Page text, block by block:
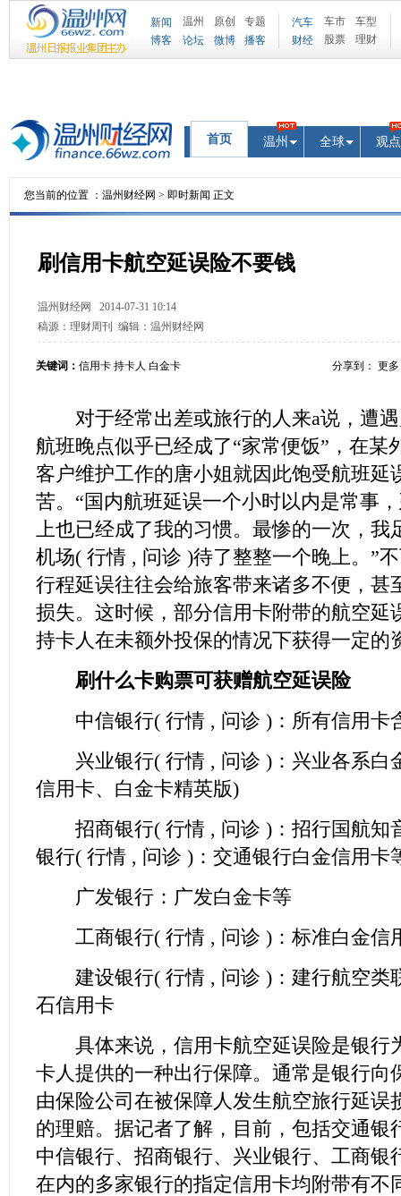
新闻 温州 原创
专题
博客
论坛 微博 播客
汽车 车市
车型
财经
股票 理财
首页 温州 全球 观点
您当前的位置 ： 温州财经网 > 即时新闻 正文
刷信用卡航空延误险不要钱
温州财经网
2014-07-31 10:14
稿源： 理财周刊 编辑： 温州财经网
关键词： 信用卡 持卡人 白金卡 分享到： 更多
对于经常出差或旅行的人来a说，遭遇
航班晚点似乎已经成了“家常便饭”，在某
客户维护工作的唐小姐就因此饱受航班延
苦。“国内航班延误一个小时以内是常事
上也已经成了我的习惯。最惨的一次，我
机场( 行情 , 问诊 )待了整整一个晚上。”
行程延误往往会给旅客带来诸多不便，甚
损失。这时候，部分信用卡附带的航空延
持卡人在未额外投保的情况下获得一定的
刷什么卡购票可获赠航空延误险
中信银行( 行情 , 问诊 )：所有信用卡
兴业银行( 行情 , 问诊 )：兴业各系白
信用卡、白金卡精英版)
招商银行( 行情 , 问诊 )：招行国航知
银行( 行情 , 问诊 )：交通银行白金信用卡
广发银行：广发白金卡等
工商银行( 行情 , 问诊 )：标准白金信
建设银行( 行情 , 问诊 )：建行航空类
石信用卡
具体来说，信用卡航空延误险是银行
卡人提供的一种出行保障。通常是银行向
由保险公司在被保障人发生航空旅行延误
的理赔。据记者了解，目前，包括交通银
中信银行、招商银行、兴业银行、工商银
在内的多家银行的指定信用卡均附带有不